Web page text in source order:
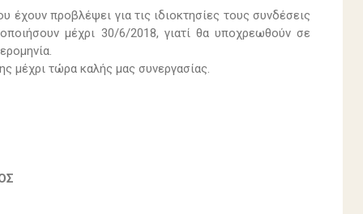
προβλέψει για τις ιδιοκτησίες τους συνδέσεις
μέχρι 30/6/2018, γιατί θα υποχρεωθούν σε
μέχρι τώρα καλής μας συνεργασίας.